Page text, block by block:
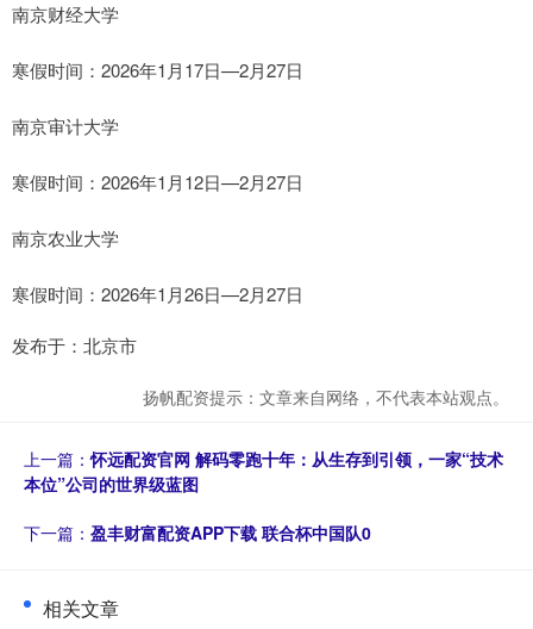
南京财经大学
寒假时间：2026年1月17日—2月27日
南京审计大学
寒假时间：2026年1月12日—2月27日
南京农业大学
寒假时间：2026年1月26日—2月27日
发布于：北京市
扬帆配资提示：文章来自网络，不代表本站观点。
上一篇：怀远配资官网 解码零跑十年：从生存到引领，一家“技术
本位”公司的世界级蓝图
下一篇： 盈丰财富配资APP下载 联合杯中国队0
相关文章